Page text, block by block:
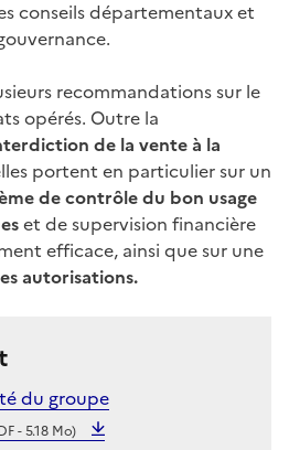
conseils départementaux et
recommandations sur le
opérés. Outre la
de la vente à la
portent en particulier sur un
de contrôle du bon usage
et de supervision financière
efficace, ainsi que sur une
autorisations.
du groupe
- 5.18 Mo)